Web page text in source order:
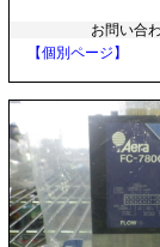
お問い合
【個別ページ】